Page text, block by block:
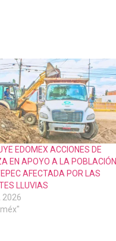
EDOMEX ACCIONES DE
EN APOYO A LA POBLACIÓN
AFECTADA POR LAS
LLUVIAS
2026